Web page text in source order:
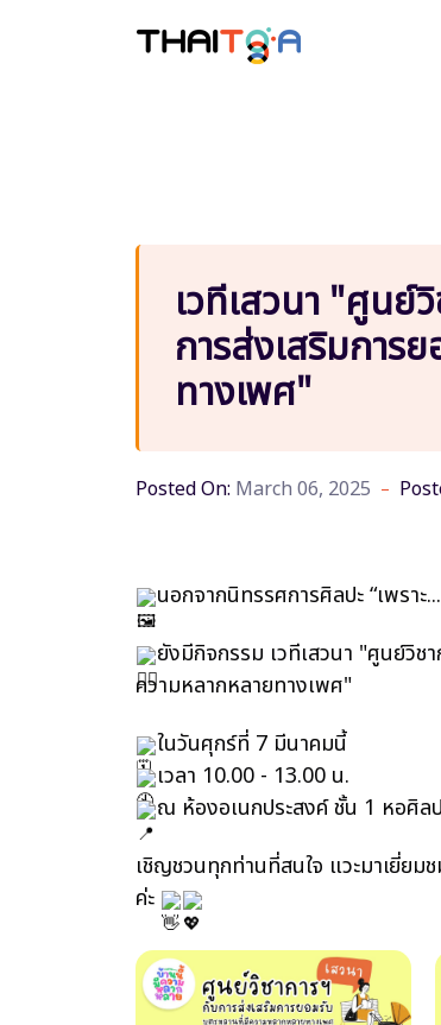
เวทีเสวนา "ศูนย์
การส่งเสริมการ
ทางเพศ"
Posted On: March 06, 2025
นอกจากนิทรรศการศิลปะ “เพรา
ยังมีกิจกรรม เวทีเสวนา "ศูนย์วิช
ความหลากหลายทางเพศ"
ในวันศุกร์ที่ 7 มีนาคมนี้
เวลา 10.00 - 13.00 น.
ณ ห้องอเนกประสงค์ ชั้น 1 หอศิ
เชิญชวนทุกท่านที่สนใจ แวะมาเยี่ยม
ค่ะ